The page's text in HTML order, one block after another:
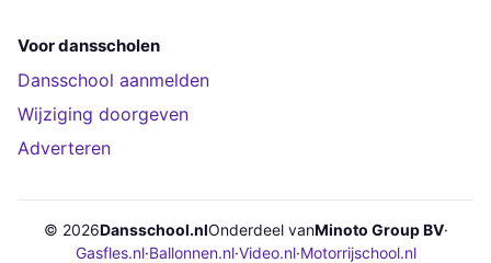
Voor dansscholen
Dansschool aanmelden
Wijziging doorgeven
Adverteren
© 2026Dansschool.nlOnderdeel vanMinoto Group BV·
Gasfles.nl·Ballonnen.nl·Video.nl·Motorrijschool.nl